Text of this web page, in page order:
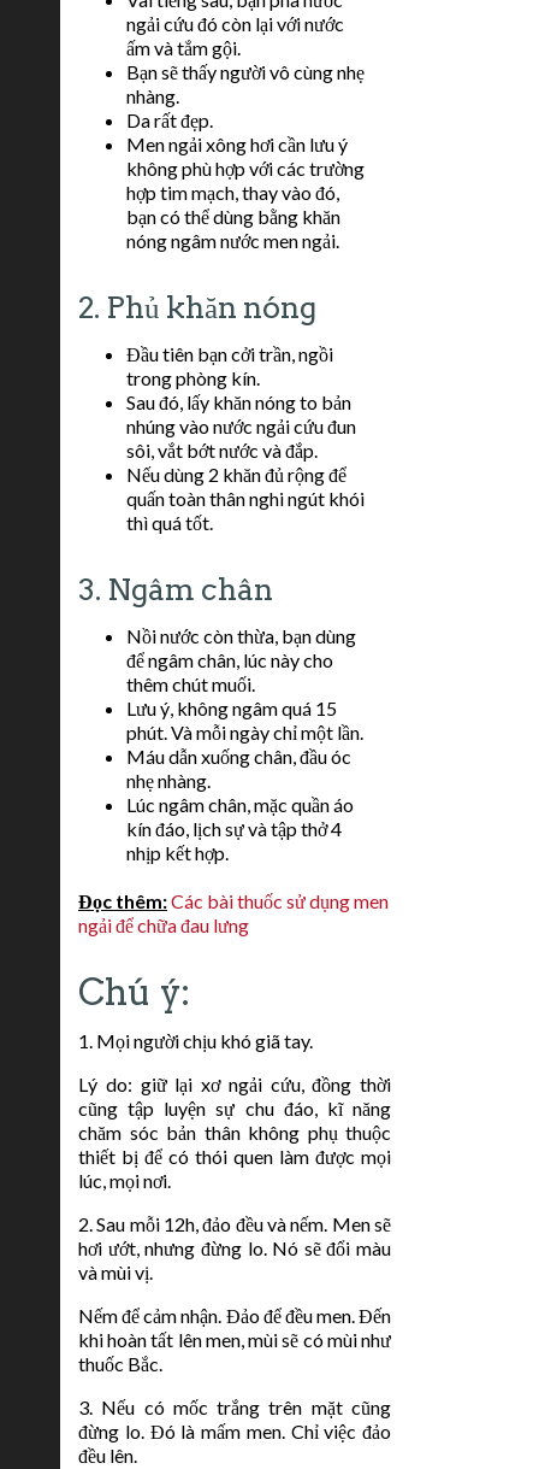
ngải cứu đó còn lại với nước
ấm và tắm gội.
Bạn sẽ thấy người vô cùng nhẹ
nhàng.
Da rất đẹp.
Men ngải xông hơi cần lưu ý
không phù hợp với các trường
hợp tim mạch, thay vào đó,
bạn có thể dùng bằng khăn
nóng ngâm nước men ngải.
2. Phủ khăn nóng
Đầu tiên bạn cởi trần, ngồi
trong phòng kín.
Sau đó, lấy khăn nóng to bản
nhúng vào nước ngải cứu đun
sôi, vắt bớt nước và đắp.
Nếu dùng 2 khăn đủ rộng để
quấn toàn thân nghi ngút khói
thì quá tốt.
3. Ngâm chân
Nồi nước còn thừa, bạn dùng
để ngâm chân, lúc này cho
thêm chút muối.
Lưu ý, không ngâm quá 15
phút. Và mỗi ngày chỉ một lần.
Máu dẫn xuống chân, đầu óc
nhẹ nhàng.
Lúc ngâm chân, mặc quần áo
kín đáo, lịch sự và tập thở 4
nhịp kết hợp.
Đọc thêm:Các bài thuốc sử dụng men
ngải để chữa đau lưng
Chú ý:
1. Mọi người chịu khó giã tay.
Lý do: giữ lại xơ ngải cứu, đồng thời
cũng tập luyện sự chu đáo, kĩ năng
chăm sóc bản thân không phụ thuộc
thiết bị để có thói quen làm được mọi
lúc, mọi nơi.
2. Sau mỗi 12h, đảo đều và nếm. Men sẽ
hơi ướt, nhưng đừng lo. Nó sẽ đổi màu
và mùi vị.
Nếm để cảm nhận. Đảo để đều men. Đến
khi hoàn tất lên men, mùi sẽ có mùi như
thuốc Bắc.
3. Nếu có mốc trắng trên mặt cũng
đừng lo. Đó là mấm men. Chỉ việc đảo
đều lên.